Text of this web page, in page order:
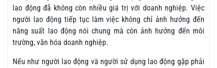
lao động đã không còn nhiều giá trị với doanh nghiệp. Việc
người lao động tiếp tục làm việc không chỉ ảnh hưởng đến
năng suất lao động nói chung mà còn ảnh hưởng đến môi
trường, văn hóa doanh nghiệp.
Nếu như người lao động và người sử dụng lao động gặp phải